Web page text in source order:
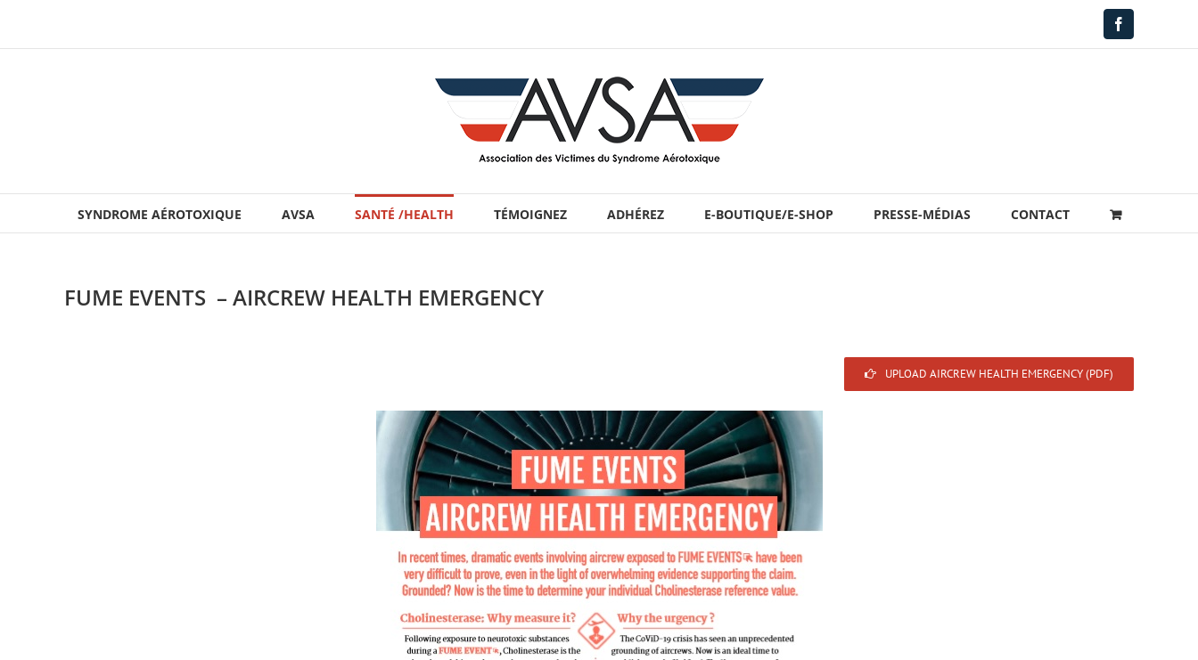
SYNDROME AÉROTOXIQUE AVSA SANTÉ /HEALTH TÉMOIGNEZ ADHÉREZ E-BOUTIQUE/E-SHOP PRESSE-MÉDIAS CONTACT
FUME EVENTS – AIRCREW HEALTH EMERGENCY
UPLOAD AIRCREW HEALTH EMERGENCY (PDF)